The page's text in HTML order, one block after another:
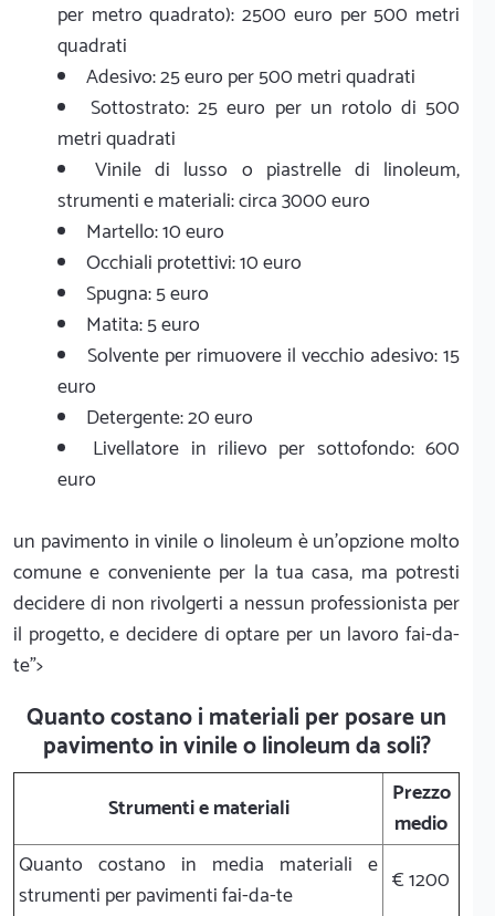
per metro quadrato): 2500 euro per 500 metri
quadrati
Adesivo: 25 euro per 500 metri quadrati
Sottostrato: 25 euro per un rotolo di 500
metri quadrati
Vinile di lusso o piastrelle di linoleum,
strumenti e materiali: circa 3000 euro
Martello: 10 euro
Occhiali protettivi: 10 euro
Spugna: 5 euro
Matita: 5 euro
Solvente per rimuovere il vecchio adesivo: 15
euro
Detergente: 20 euro
Livellatore in rilievo per sottofondo: 600
euro
un pavimento in vinile o linoleum è un'opzione molto
comune e conveniente per la tua casa, ma potresti
decidere di non rivolgerti a nessun professionista per
il progetto, e decidere di optare per un lavoro fai-da-
te">
Quanto costano i materiali per posare un
pavimento in vinile o linoleum da soli?
Strumenti e materiali
Prezzo
medio
Quanto costano in media materiali e
strumenti per pavimenti fai-da-te
€ 1200